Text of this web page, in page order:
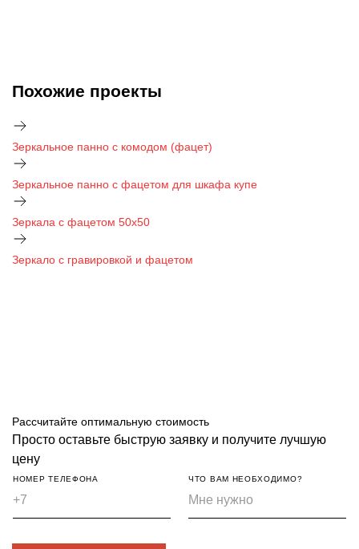
Похожие проекты
Зеркальное панно с комодом (фацет)
Зеркальное панно с фацетом для шкафа купе
Зеркала с фацетом 50х50
Зеркало с гравировкой и фацетом
Рассчитайте оптимальную стоимость
Просто оставьте быструю заявку и получите лучшую
цену
НОМЕР ТЕЛЕФОНА ЧТО ВАМ НЕОБХОДИМО?